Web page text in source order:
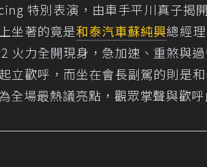
特別表演，由車手平川真子揭
坐著的竟是和泰汽車蘇純興總經
火力全開現身，急加速、重煞與
立歡呼，而坐在會長副駕的則是
全場最熱議亮點，觀眾掌聲與歡呼